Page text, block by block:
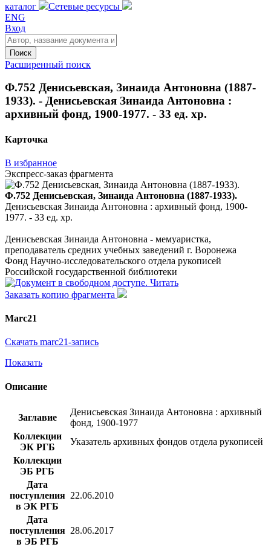
каталог
Сетевые ресурсы
ENG
Вход
Поиск
Расширенный поиск
Ф.752 Денисьевская, Зинаида Антоновна (1887-
1933). - Денисьевская Зинаида Антоновна :
архивный фонд, 1900-1977. - 33 ед. хр.
Карточка
В избранное
Экспресс-заказ фрагмента
Ф.752 Денисьевская, Зинаида Антоновна (1887-1933).
Денисьевская Зинаида Антоновна : архивный фонд, 1900-
1977. - 33 ед. хр.
Денисьевская Зинаида Антоновна - мемуаристка,
преподаватель средних учебных заведений г. Воронежа
Фонд Научно-исследовательского отдела рукописей
Российской государственной библиотеки
Читать
Заказать копию фрагмента
Marc21
Скачать marc21-запись
Показать
Описание
Заглавие
Денисьевская Зинаида Антоновна : архивный
фонд, 1900-1977
Коллекции
ЭК РГБ
Указатель архивных фондов отдела рукописей
Коллекции
ЭБ РГБ
Дата
поступления
в ЭК РГБ
22.06.2010
Дата
поступления
в ЭБ РГБ
28.06.2017